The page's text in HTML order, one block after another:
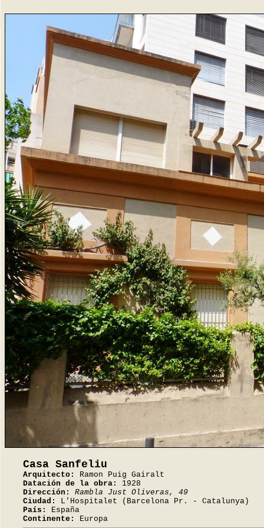
Casa Sanfeliu
Arquitecto:
Ramon Puig Gairalt
Datación de la obra:
1928
Dirección:
Rambla Just Oliveras, 49
Ciudad:
L'Hospitalet (Barcelona Pr. - Catalunya)
País:
España
Continente:
Europa